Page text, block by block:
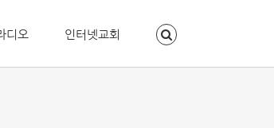
디오 인터넷교회